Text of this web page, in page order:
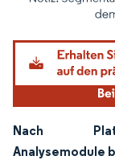
Bild © Mordor
Nach
Analysemodule